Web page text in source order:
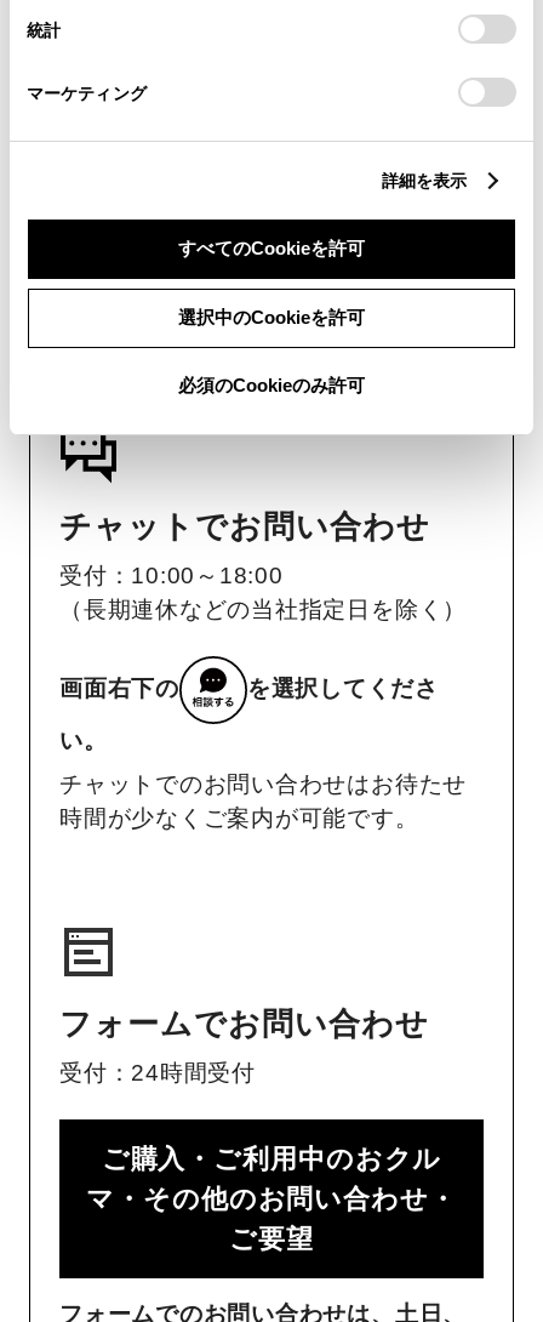
設定の変更、同意を撤回したりするにあたっては、当社の
「Cookie（クッキー）情報の取り扱いについて
」をご覧くだ
統計
マーケティング
詳細を表示
すべてのCookieを許可
選択中のCookieを許可
必須のCookieのみ許可
おクルマに関するお問い合わせ
用意いただくとスムーズな対応
リコール等情報はこちら
チャットでお問い合わせ
受付：10:00～18:00
（長期連休などの当社指定日を除く）
画面右下の を選択してくださ
い。
チャットでのお問い合わせはお待たせ
時間が少なくご案内が可能です。
フォームでお問い合わせ
受付：24時間受付
ご購入・ご利用中のおクル
マ・その他のお問い合わせ・
ご要望​
フォームでのお問い合わせは、土日、